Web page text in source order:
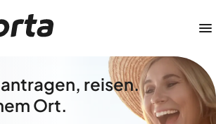
reisen.
Ort.